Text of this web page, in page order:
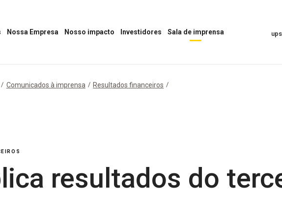
Nossa Empresa Nosso impacto Investidores Sala de imprensa
Imprensa”
Comunicados à imprensa Resultados financeiros
resultados do